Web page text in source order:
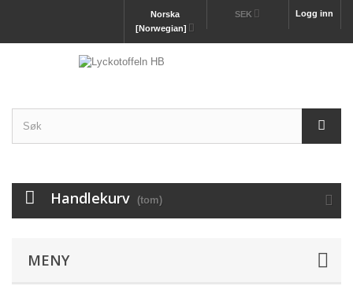
Logg inn
SEK
Norska
[Norwegian]
Handlekurv (tom)
MENY